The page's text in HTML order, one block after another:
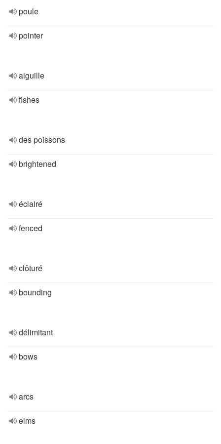
poule
pointer
aiguille
fishes
des poissons
brightened
éclairé
fenced
clôturé
bounding
délimitant
bows
arcs
elms